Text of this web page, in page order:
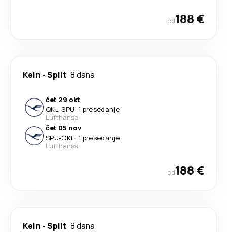
od188 €
Keln -Split 8 dana
čet 29 okt
QKL-SPU· 1 presedanje
Lufthansa
čet 05 nov
SPU-QKL· 1 presedanje
Lufthansa
od188 €
Keln -Split 8 dana